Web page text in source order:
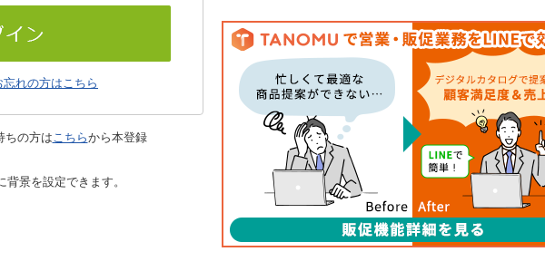
れの方はこちら
ちの方はこちらから本登録
景を設定できます。